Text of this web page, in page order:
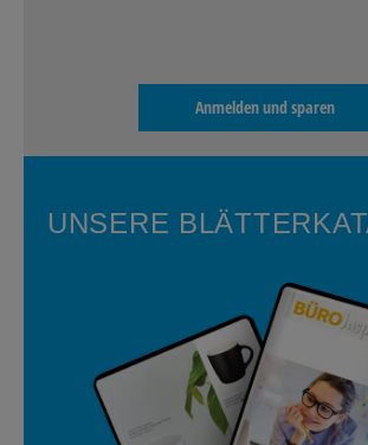
Anmelden und sparen
UNSERE